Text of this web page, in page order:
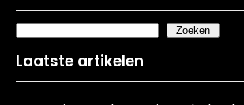
Zoeken
Laatste artikelen